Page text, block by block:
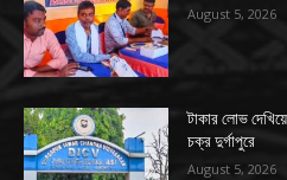
August 5, 2026
টাকার লোভ
চক্র দুর্গাপুরে
August 5, 2026